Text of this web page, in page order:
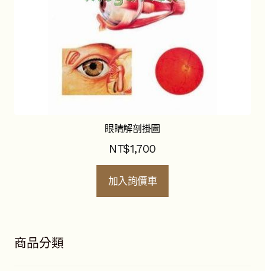
眼睛解剖掛圖
NT$1,700
加入詢價車
商品分類